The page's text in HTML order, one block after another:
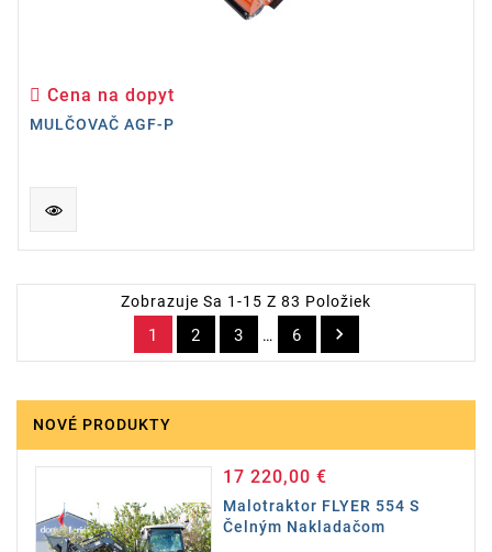
Cena na dopyt
MULČOVAČ AGF-P
Zobrazuje Sa 1-15 Z 83 Položiek
1 2 3 … 6 
NOVÉ PRODUKTY
17 220,00 €Cena
Malotraktor FLYER 554 S
Čelným Nakladačom